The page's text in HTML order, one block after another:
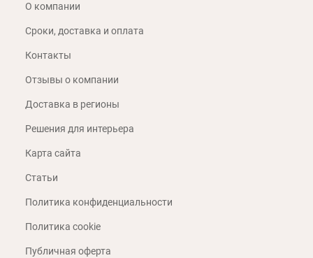
О компании
Сроки, доставка и оплата
Контакты
Отзывы о компании
Доставка в регионы
Решения для интерьера
Карта сайта
Статьи
Политика конфиденциальности
Политика cookie
Публичная оферта